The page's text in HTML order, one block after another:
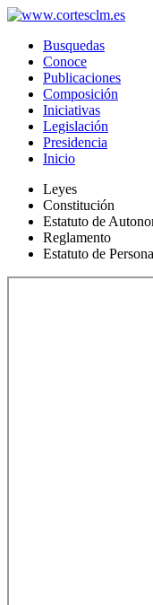
Busquedas
Conoce
Publicaciones
Composición
Iniciativas
Legislación
Presidencia
Inicio
Leyes
Constitución
Estatuto de
Reglamento
Estatuto de